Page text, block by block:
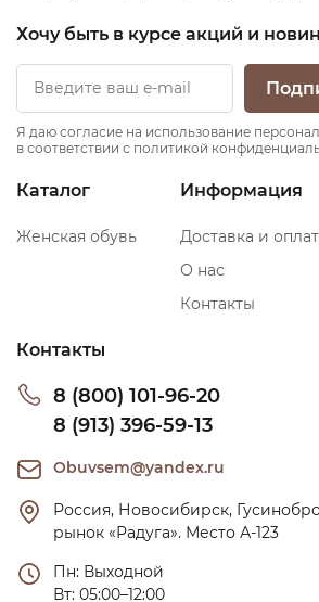
Хочу быть в курсе акций и
Я даю согласие на использование
в соответствии с политикой
Каталог
Женская обувь
Информация
Доставка и
О нас
Контакты
Контакты
8 (800) 101-96-20
8 (913) 396-59-13
Obuvsem@yandex.ru
Россия, Новосибирск,
рынок «Радуга». Место А-123
Пн: Выходной
Вт: 05:00–12:00